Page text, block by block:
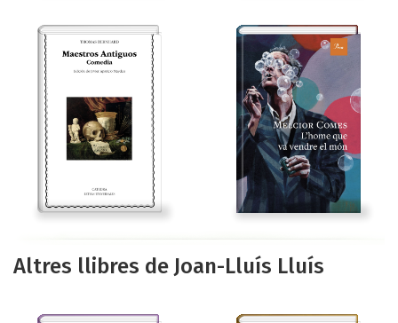
Altres llibres de Joan-Lluís Lluís